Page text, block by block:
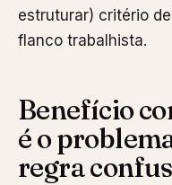
estruturar) critério
flanco trabalhista.
Benefício
é o
regra